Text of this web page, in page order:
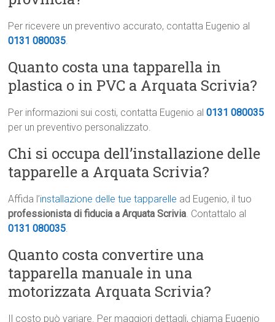
Per ricevere un preventivo accurato, contatta Eugenio al
0131 080035.
Quanto costa una tapparella in
plastica o in PVC a Arquata Scrivia?
Per informazioni sui costi, contatta Eugenio al0131 080035
per un preventivo personalizzato.
Chi si occupa dell’installazione delle
tapparelle a Arquata Scrivia?
Affida l’installazione delle tue tapparelle ad Eugenio, il tuo
professionista di fiducia a Arquata Scrivia. Contattalo al
0131 080035.
Quanto costa convertire una
tapparella manuale in una
motorizzata Arquata Scrivia?
Il costo può variare. Per maggiori dettagli, chiama Eugenio